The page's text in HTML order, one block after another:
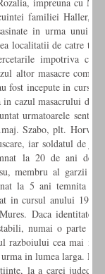
familiei Haller,
in urma unui
localitatii de catre
impotriva
altor masacre comise
fost incepute in cursul
cazul masacrului de
urmatoarele
Szabo, plt.
iar soldatul de
la 20 de ani de
membru al garzii
la 5 ani temnita
in cursul anului 1946,
Daca identitatea
numai o parte
razboiului cea mai
in lumea larga. Dar
la a carei judecata